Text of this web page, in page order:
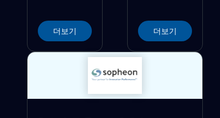
더보기 더보기